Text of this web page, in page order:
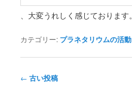
、大変うれしく感じております。
カテゴリー: プラネタリウムの活動
投
← 古い投稿